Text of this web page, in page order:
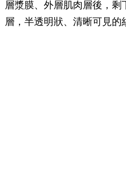
層漿膜、外層肌肉層後，剩
層，半透明狀、清晰可見的